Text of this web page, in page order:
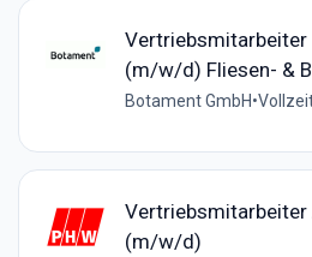
(m/w/d) Fliesen- &
Botament GmbH•
Vertriebsmitarbeiter
(m/w/d)